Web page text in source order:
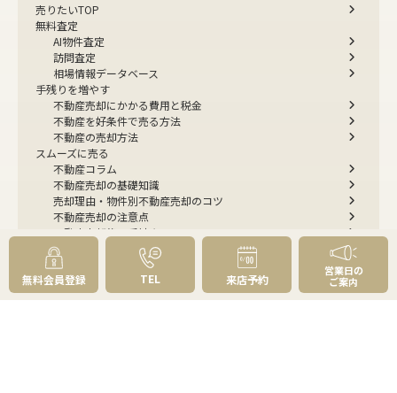
売りたいTOP
無料査定
AI物件査定
訪問査定
相場情報データベース
手残りを増やす
不動産売却にかかる費用と税金
不動産を好条件で売る方法
不動産の売却方法
スムーズに売る
不動産コラム
不動産売却の基礎知識
売却理由・物件別不動産売却のコツ
不動産売却の注意点
不動産売却後の手続き
よくあるご質問 - 売りたい
スピード売却
不動産買取という売却方法
不動産のご売却お任せください
無料会員登録 TEL 来店予約
営業日の
ご案内